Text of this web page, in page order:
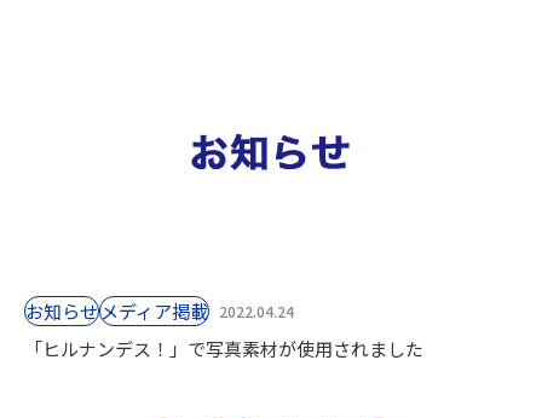
お知らせ⁨⁩メディア掲載 2022.04.24
「ヒルナンデス！」で写真素材が使用されました